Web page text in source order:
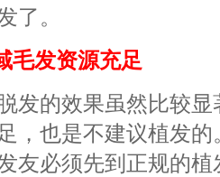
了。
毛发资源充足
的效果虽然比较显
，也是不建议植发
友必须先到正规的